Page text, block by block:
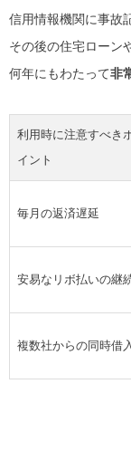
信用情報機関に事故
その後の住宅ローン
何年にもわたって非
利用時に注意すべき
イント
毎月の返済遅延
安易なリボ払いの継
複数社からの同時借入